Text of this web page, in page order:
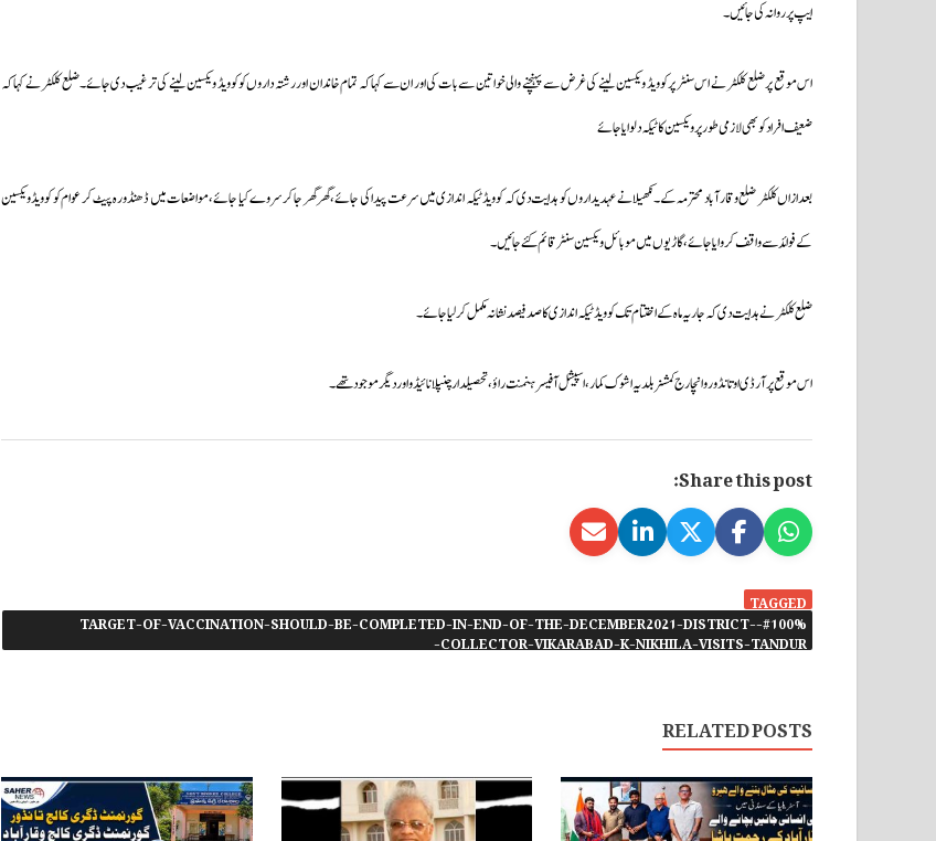
ایپ پر روانہ کی جائیں۔
اس موقع پر ضلع کلکٹر نے اس سنٹر پر کوویڈ ویکسین لینے کی غرض سے پہنچنے والی خواتین سے بات کی اور ان سے کہا کہ تمام خاندان اور رشتہ داروں کوکوویڈ ویکسین لینے کی ترغیب دی جائے۔ضلع کلکٹر نے کہا کہ
ضعیف افراد کو بھی لازمی طورپر ویکسین کا ٹیکہ دلوایا جائے
بعدازاں کلکٹر ضلع وقارآباد محترمہ کے۔نکھیلا نے عہدیداروں کو ہدایت دی کہ کوویڈ ٹیکہ اندازی میں سرعت پیدا کی جائے،گھر گھر جاکر سروے کیا جائے،مواضعات میں ڈھنڈورہ پیٹ کر عوام کو کوویڈ ویکسین
کے فوائد سے واقف کروایا جائے،گاڑیوں میں موبائل ویکسین سنٹر قائم کئے جائیں۔
ضلع کلکٹر نے ہدایت دی کہ جاریہ ماہ کے اختتام تک کوویڈ ٹیکہ اندازی کا صد فیصد نشانہ مکمل کرلیا جائے۔
اس موقع پر آر ڈی او تانڈور و انچارج کمشنر بلدیہ اشوک کمار،اسپیشل آفیسر ہنمنت راؤ،تحصیلدار چنپلا نائیڈو اور دیگر موجود تھے۔
Share this post:
TAGGED
#100%-TARGET-OF-VACCINATION-SHOULD-BE-COMPLETED-IN-END-OF-THE-DECEMBER2021-DISTRICT-
COLLECTOR-VIKARABAD-K-NIKHILA-VISITS-TANDUR-
RELATED POSTS